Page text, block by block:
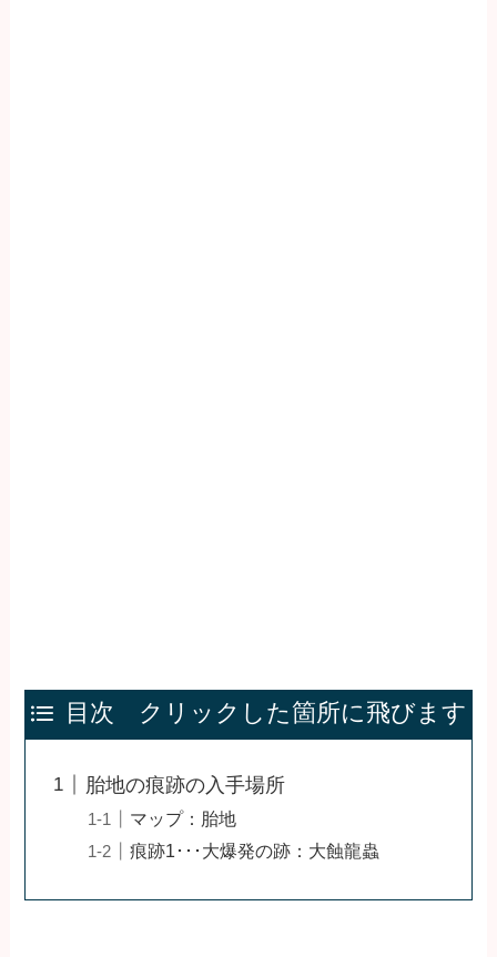
目次 クリックした箇所に飛びます
胎地の痕跡の入手場所
マップ：胎地
痕跡1･･･大爆発の跡：大蝕龍蟲